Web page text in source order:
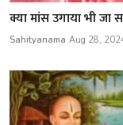
क्या मांस उगाया भी जा
Sahityanama Aug 28,